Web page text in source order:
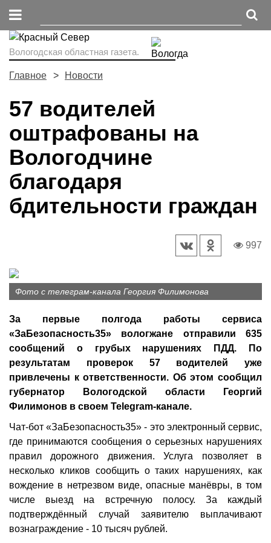
Вологодская областная газета.
Главное Новости
57 водителей
оштрафованы на
Вологодчине
благодаря
бдительности граждан
997
Фото с телеграм-канала Георгия Филимонова
За первые полгода работы сервиса
«ЗаБезопасность35» вологжане отправили 635
сообщений о грубых нарушениях ПДД. По
результатам проверок 57 водителей уже
привлечены к ответственности. Об этом сообщил
губернатор Вологодской области Георгий
Филимонов в своем Telegram-канале.
Чат-бот «ЗаБезопасность35» - это электронный сервис,
где принимаются сообщения о серьезных нарушениях
правил дорожного движения. Услуга позволяет в
несколько кликов сообщить о таких нарушениях, как
вождение в нетрезвом виде, опасные манёвры, в том
числе выезд на встречную полосу. За каждый
подтверждённый случай заявителю выплачивают
вознаграждение - 10 тысяч рублей.